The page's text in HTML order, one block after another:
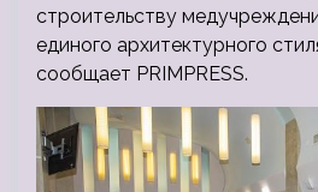
строительству
единого архитектурного
сообщает PRIMPRESS.